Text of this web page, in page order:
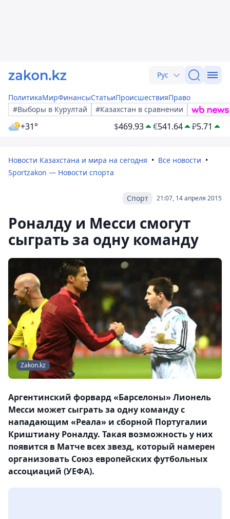
Рус
ПолитикаМирФинансыСтатьиПроисшествияПраво
#Выборы в Курултай
#Казахстан в сравнении
+31° $469.93 €541.64 ₽5.71
Новости Казахстана и мира на сегодня
Все новости
Sportzakon — Новости спорта
21:07, 14 апреля 2015
Спорт
Роналду и Месси смогут
сыграть за одну команду
Zakon.kz
Аргентинский форвард «Барселоны» Лионель
Месси может сыграть за одну команду с
нападающим «Реала» и сборной Португалии
Криштиану Роналду. Такая возможность у них
появится в Матче всех звезд, который намерен
организовать Союз европейских футбольных
ассоциаций (УЕФА).